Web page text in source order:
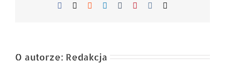
Facebook Reddit LinkedIn
TumblrPinterest
O autorze: Redakcja